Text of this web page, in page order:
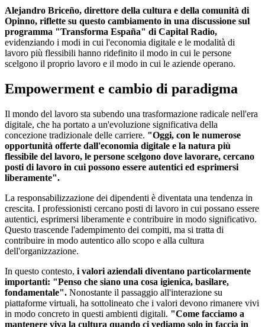
Alejandro Briceño, direttore della cultura e della comunità di
Opinno, riflette su questo cambiamento in una discussione sul
programma "Transforma España" di Capital Radio,
evidenziando i modi in cui l'economia digitale e le modalità di
lavoro più flessibili hanno ridefinito il modo in cui le persone
scelgono il proprio lavoro e il modo in cui le aziende operano.
Empowerment e cambio di paradigma
Il mondo del lavoro sta subendo una trasformazione radicale nell'era
digitale, che ha portato a un'evoluzione significativa della
concezione tradizionale delle carriere. "Oggi, con le numerose
opportunità offerte dall'economia digitale e la natura più
flessibile del lavoro, le persone scelgono dove lavorare, cercano
posti di lavoro in cui possono essere autentici ed esprimersi
liberamente".
La responsabilizzazione dei dipendenti è diventata una tendenza in
crescita. I professionisti cercano posti di lavoro in cui possano essere
autentici, esprimersi liberamente e contribuire in modo significativo.
Questo trascende l'adempimento dei compiti, ma si tratta di
contribuire in modo autentico allo scopo e alla cultura
dell'organizzazione.
In questo contesto, i valori aziendali diventano particolarmente
importanti: "Penso che siano una cosa igienica, basilare,
fondamentale". Nonostante il passaggio all'interazione su
piattaforme virtuali, ha sottolineato che i valori devono rimanere vivi
in modo concreto in questi ambienti digitali. "Come facciamo a
mantenere viva la cultura quando ci vediamo solo in faccia in